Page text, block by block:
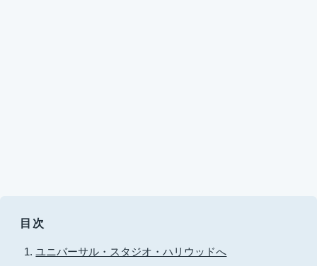
目次
ユニバーサル・スタジオ・ハリウッドへ